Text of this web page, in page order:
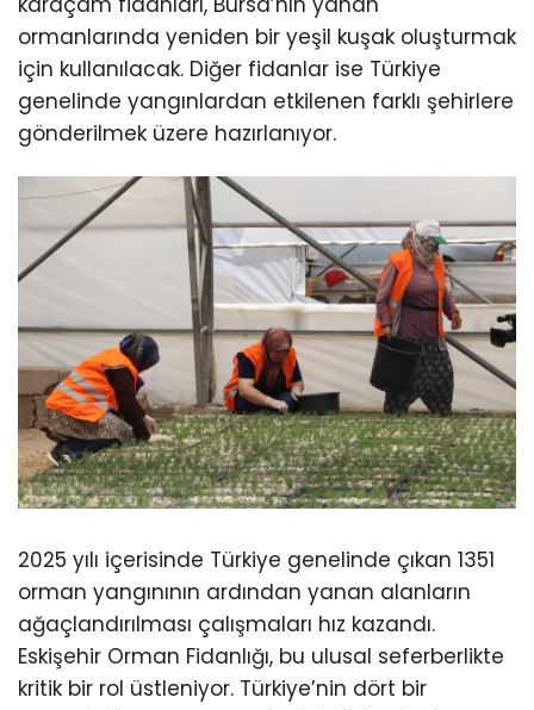
ormanlarında yeniden bir yeşil kuşak oluşturmak
için kullanılacak. Diğer fidanlar ise Türkiye
genelinde yangınlardan etkilenen farklı şehirlere
gönderilmek üzere hazırlanıyor.
2025 yılı içerisinde Türkiye genelinde çıkan 1351
orman yangınının ardından yanan alanların
ağaçlandırılması çalışmaları hız kazandı.
Eskişehir Orman Fidanlığı, bu ulusal seferberlikte
kritik bir rol üstleniyor. Türkiye’nin dört bir